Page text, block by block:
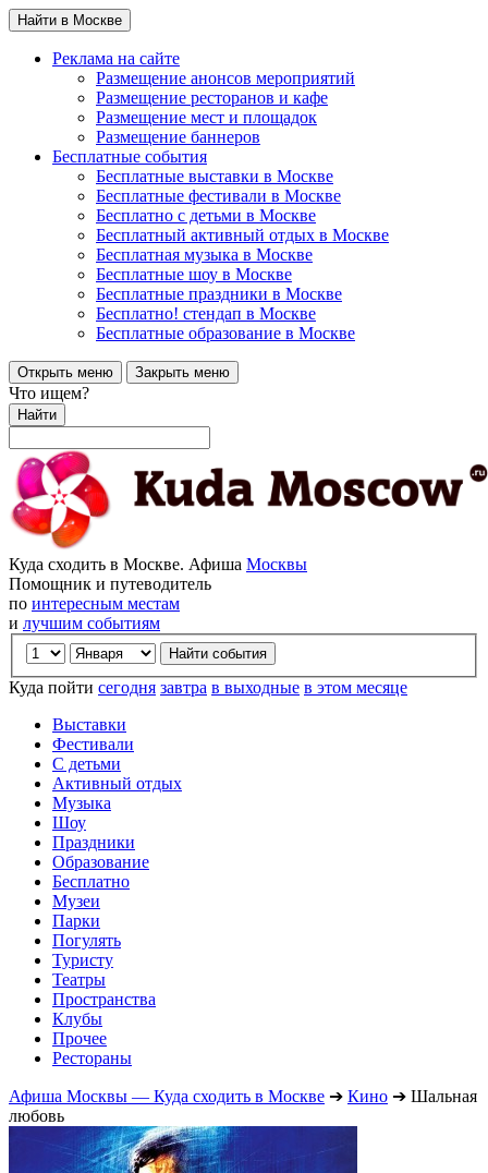
Найти в Москве
Реклама на сайте
Размещение анонсов мероприятий
Размещение ресторанов и кафе
Размещение мест и площадок
Размещение баннеров
Бесплатные события
Бесплатные выставки в Москве
Бесплатные фестивали в Москве
Бесплатно с детьми в Москве
Бесплатный активный отдых в Москве
Бесплатная музыка в Москве
Бесплатные шоу в Москве
Бесплатные праздники в Москве
Бесплатно! стендап в Москве
Бесплатные образование в Москве
Открыть меню Закрыть меню
Что ищем?
Найти
Куда сходить в Москве. Афиша Москвы
Помощник и путеводитель
по интересным местам
и лучшим событиям
Куда пойти сегодня завтра в выходные в этом месяце
Выставки
Фестивали
С детьми
Активный отдых
Музыка
Шоу
Праздники
Образование
Бесплатно
Музеи
Парки
Погулять
Туристу
Театры
Пространства
Клубы
Прочее
Рестораны
Афиша Москвы — Куда сходить в Москве ➔ Кино ➔ Шальная
любовь